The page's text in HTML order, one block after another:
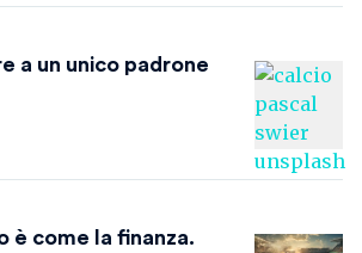
a un unico padrone
è come la finanza.